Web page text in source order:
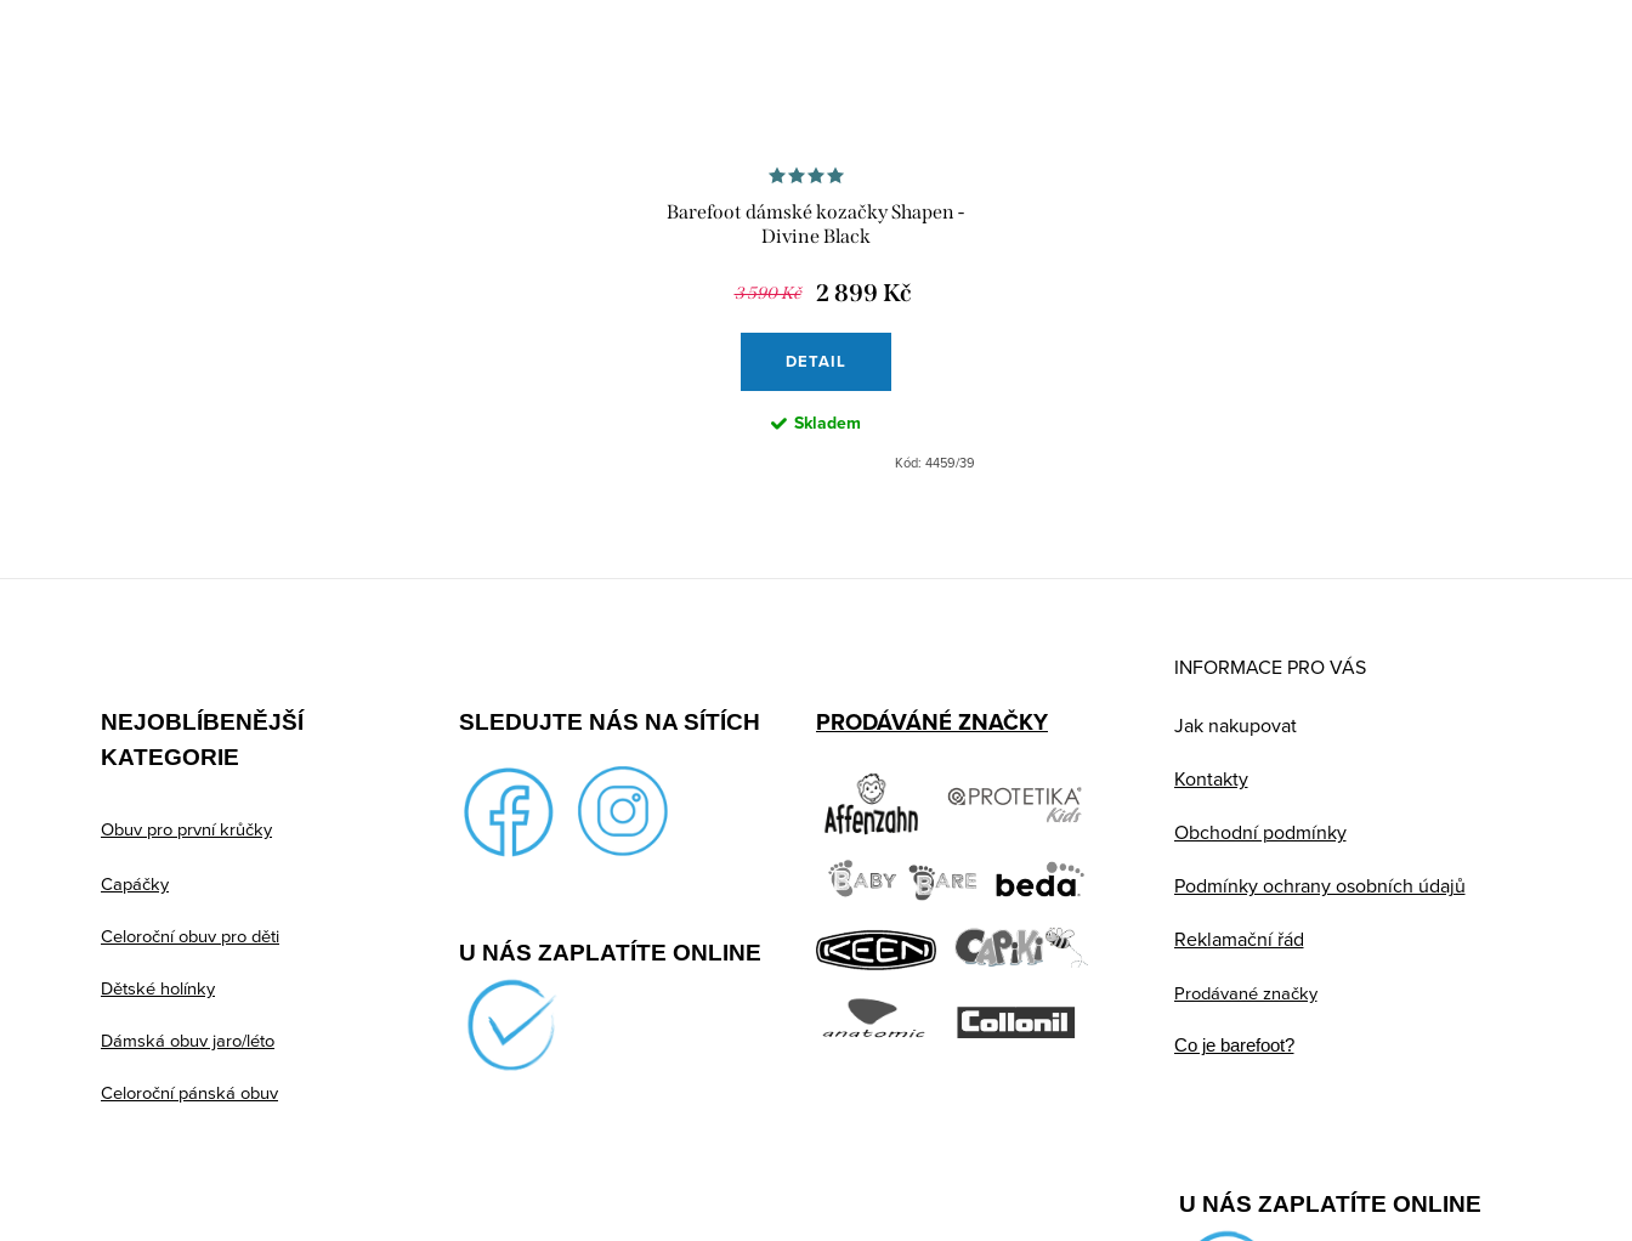
Barefoot dámské kozačky Shapen -
Divine Black
3 590 Kč 2 899 Kč
DETAIL
Skladem
Kód: 4459/39
NEJOBLÍBENĚJŠÍ
KATEGORIE
Obuv pro první krůčky
Capáčky
Celoroční obuv pro děti
Dětské holínky
Dámská obuv jaro/léto
Celoroční pánská obuv
SLEDUJTE NÁS NA SÍTÍCH
U NÁS ZAPLATÍTE ONLINE
PRODÁVÁNÉ ZNAČKY
INFORMACE PRO VÁS
Jak nakupovat
Kontakty
Obchodní podmínky
Podmínky ochrany osobních údajů
Reklamační řád
Prodávané značky
Co je barefoot?
U NÁS ZAPLATÍTE ONLINE